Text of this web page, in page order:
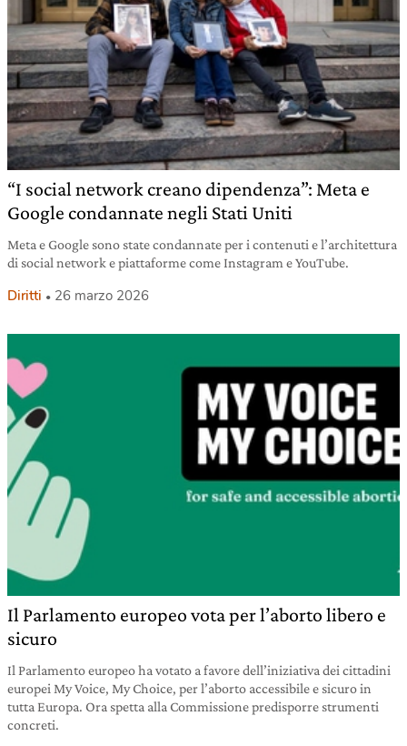
“I social network creano dipendenza”: Meta e
Google condannate negli Stati Uniti
Meta e Google sono state condannate per i contenuti e l’architettura
di social network e piattaforme come Instagram e YouTube.
Diritti 26 marzo 2026
Il Parlamento europeo vota per l’aborto libero e
sicuro
Il Parlamento europeo ha votato a favore dell’iniziativa dei cittadini
europei My Voice, My Choice, per l’aborto accessibile e sicuro in
tutta Europa. Ora spetta alla Commissione predisporre strumenti
concreti.